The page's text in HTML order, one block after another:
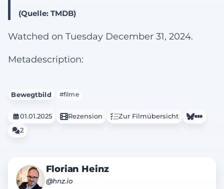
(Quelle: TMDB)
Watched on Tuesday December 31, 2024.
Metadescription:
Bewegtbild #filme
01.01.2025 Rezension
Zur Filmübersicht
2
Florian Heinz
@hnz.io